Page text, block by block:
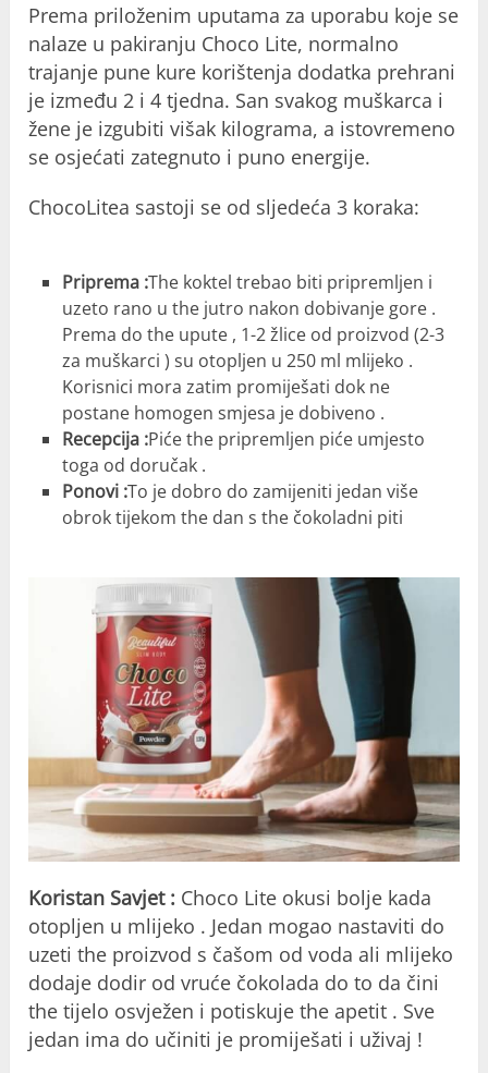
Prema priloženim uputama za uporabu koje se
nalaze u pakiranju Choco Lite, normalno
trajanje pune kure korištenja dodatka prehrani
je između 2 i 4 tjedna. San svakog muškarca i
žene je izgubiti višak kilograma, a istovremeno
se osjećati zategnuto i puno energije.
ChocoLitea sastoji se od sljedeća 3 koraka:
Priprema :The koktel trebao biti pripremljen i
uzeto rano u the jutro nakon dobivanje gore .
Prema do the upute , 1-2 žlice od proizvod (2-3
za muškarci ) su otopljen u 250 ml mlijeko .
Korisnici mora zatim promiješati dok ne
postane homogen smjesa je dobiveno .
Recepcija :Piće the pripremljen piće umjesto
toga od doručak .
Ponovi :To je dobro do zamijeniti jedan više
obrok tijekom the dan s the čokoladni piti​
Koristan Savjet : Choco Lite okusi bolje kada
otopljen u mlijeko . Jedan mogao nastaviti do
uzeti the proizvod s čašom​ od voda ali mlijeko
dodaje dodir​ od vruće čokolada do to da čini
the tijelo osvježen i potiskuje the apetit . Sve
jedan ima do učiniti je promiješati i uživaj !